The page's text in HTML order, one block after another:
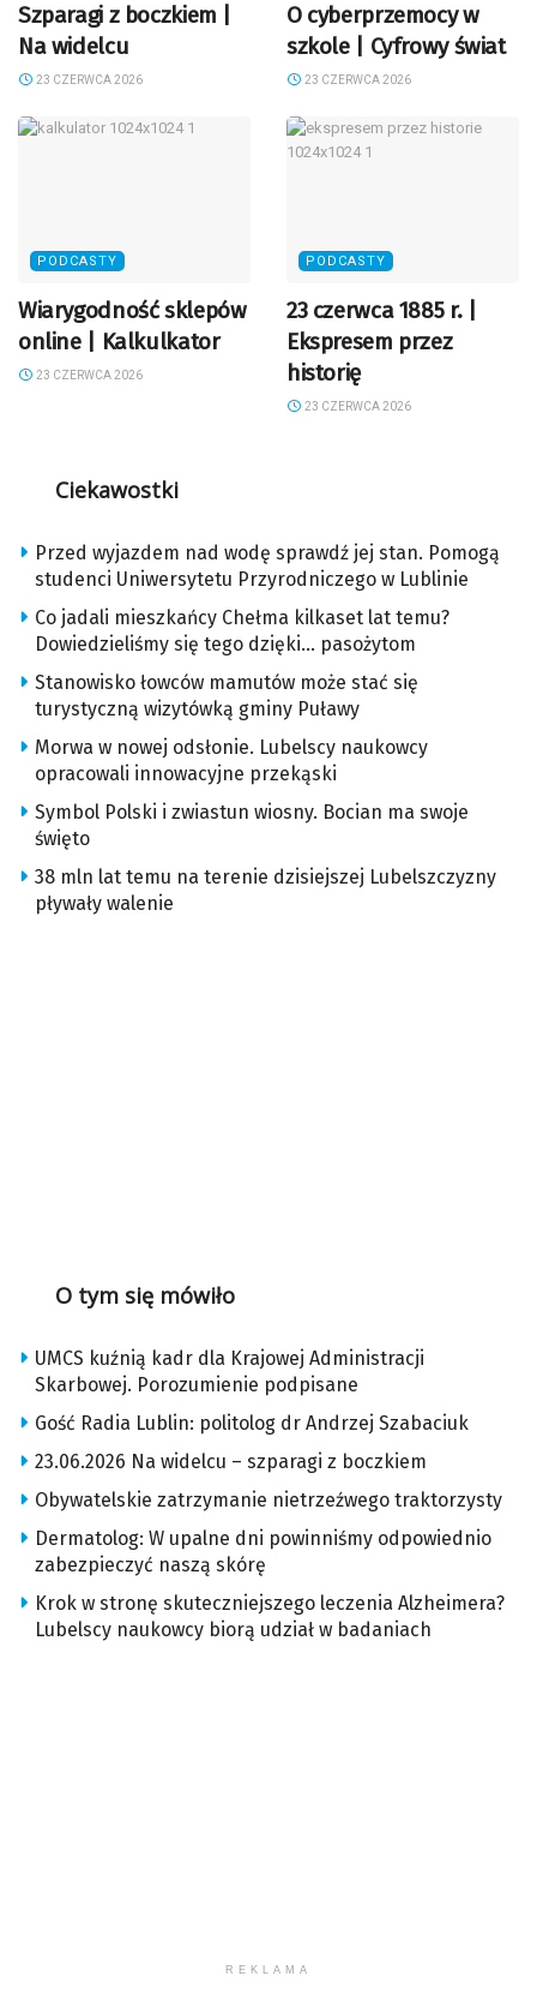
Szparagi z boczkiem |
Na widelcu
23 CZERWCA 2026
O cyberprzemocy w
szkole | Cyfrowy świat
23 CZERWCA 2026
PODCASTY
Wiarygodność sklepów
online | Kalkulkator
23 CZERWCA 2026
PODCASTY
23 czerwca 1885 r. |
Ekspresem przez
historię
23 CZERWCA 2026
Ciekawostki
Przed wyjazdem nad wodę sprawdź jej stan. Pomogą
studenci Uniwersytetu Przyrodniczego w Lublinie
Co jadali mieszkańcy Chełma kilkaset lat temu?
Dowiedzieliśmy się tego dzięki… pasożytom
Stanowisko łowców mamutów może stać się
turystyczną wizytówką gminy Puławy
Morwa w nowej odsłonie. Lubelscy naukowcy
opracowali innowacyjne przekąski
Symbol Polski i zwiastun wiosny. Bocian ma swoje
święto
38 mln lat temu na terenie dzisiejszej Lubelszczyzny
pływały walenie
O tym się mówiło
UMCS kuźnią kadr dla Krajowej Administracji
Skarbowej. Porozumienie podpisane
Gość Radia Lublin: politolog dr Andrzej Szabaciuk
23.06.2026 Na widelcu – szparagi z boczkiem
Obywatelskie zatrzymanie nietrzeźwego traktorzysty
Dermatolog: W upalne dni powinniśmy odpowiednio
zabezpieczyć naszą skórę
Krok w stronę skuteczniejszego leczenia Alzheimera?
Lubelscy naukowcy biorą udział w badaniach
REKLAMA